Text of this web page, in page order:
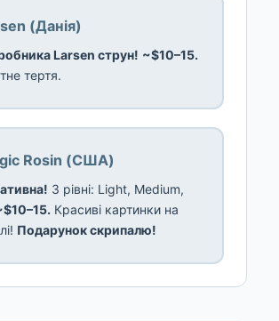
(Данія)
Larsen струн! ~$10–15.
тертя.
Rosin (США)
3 рівні: Light, Medium,
Красиві картинки на
Подарунок скрипалю!